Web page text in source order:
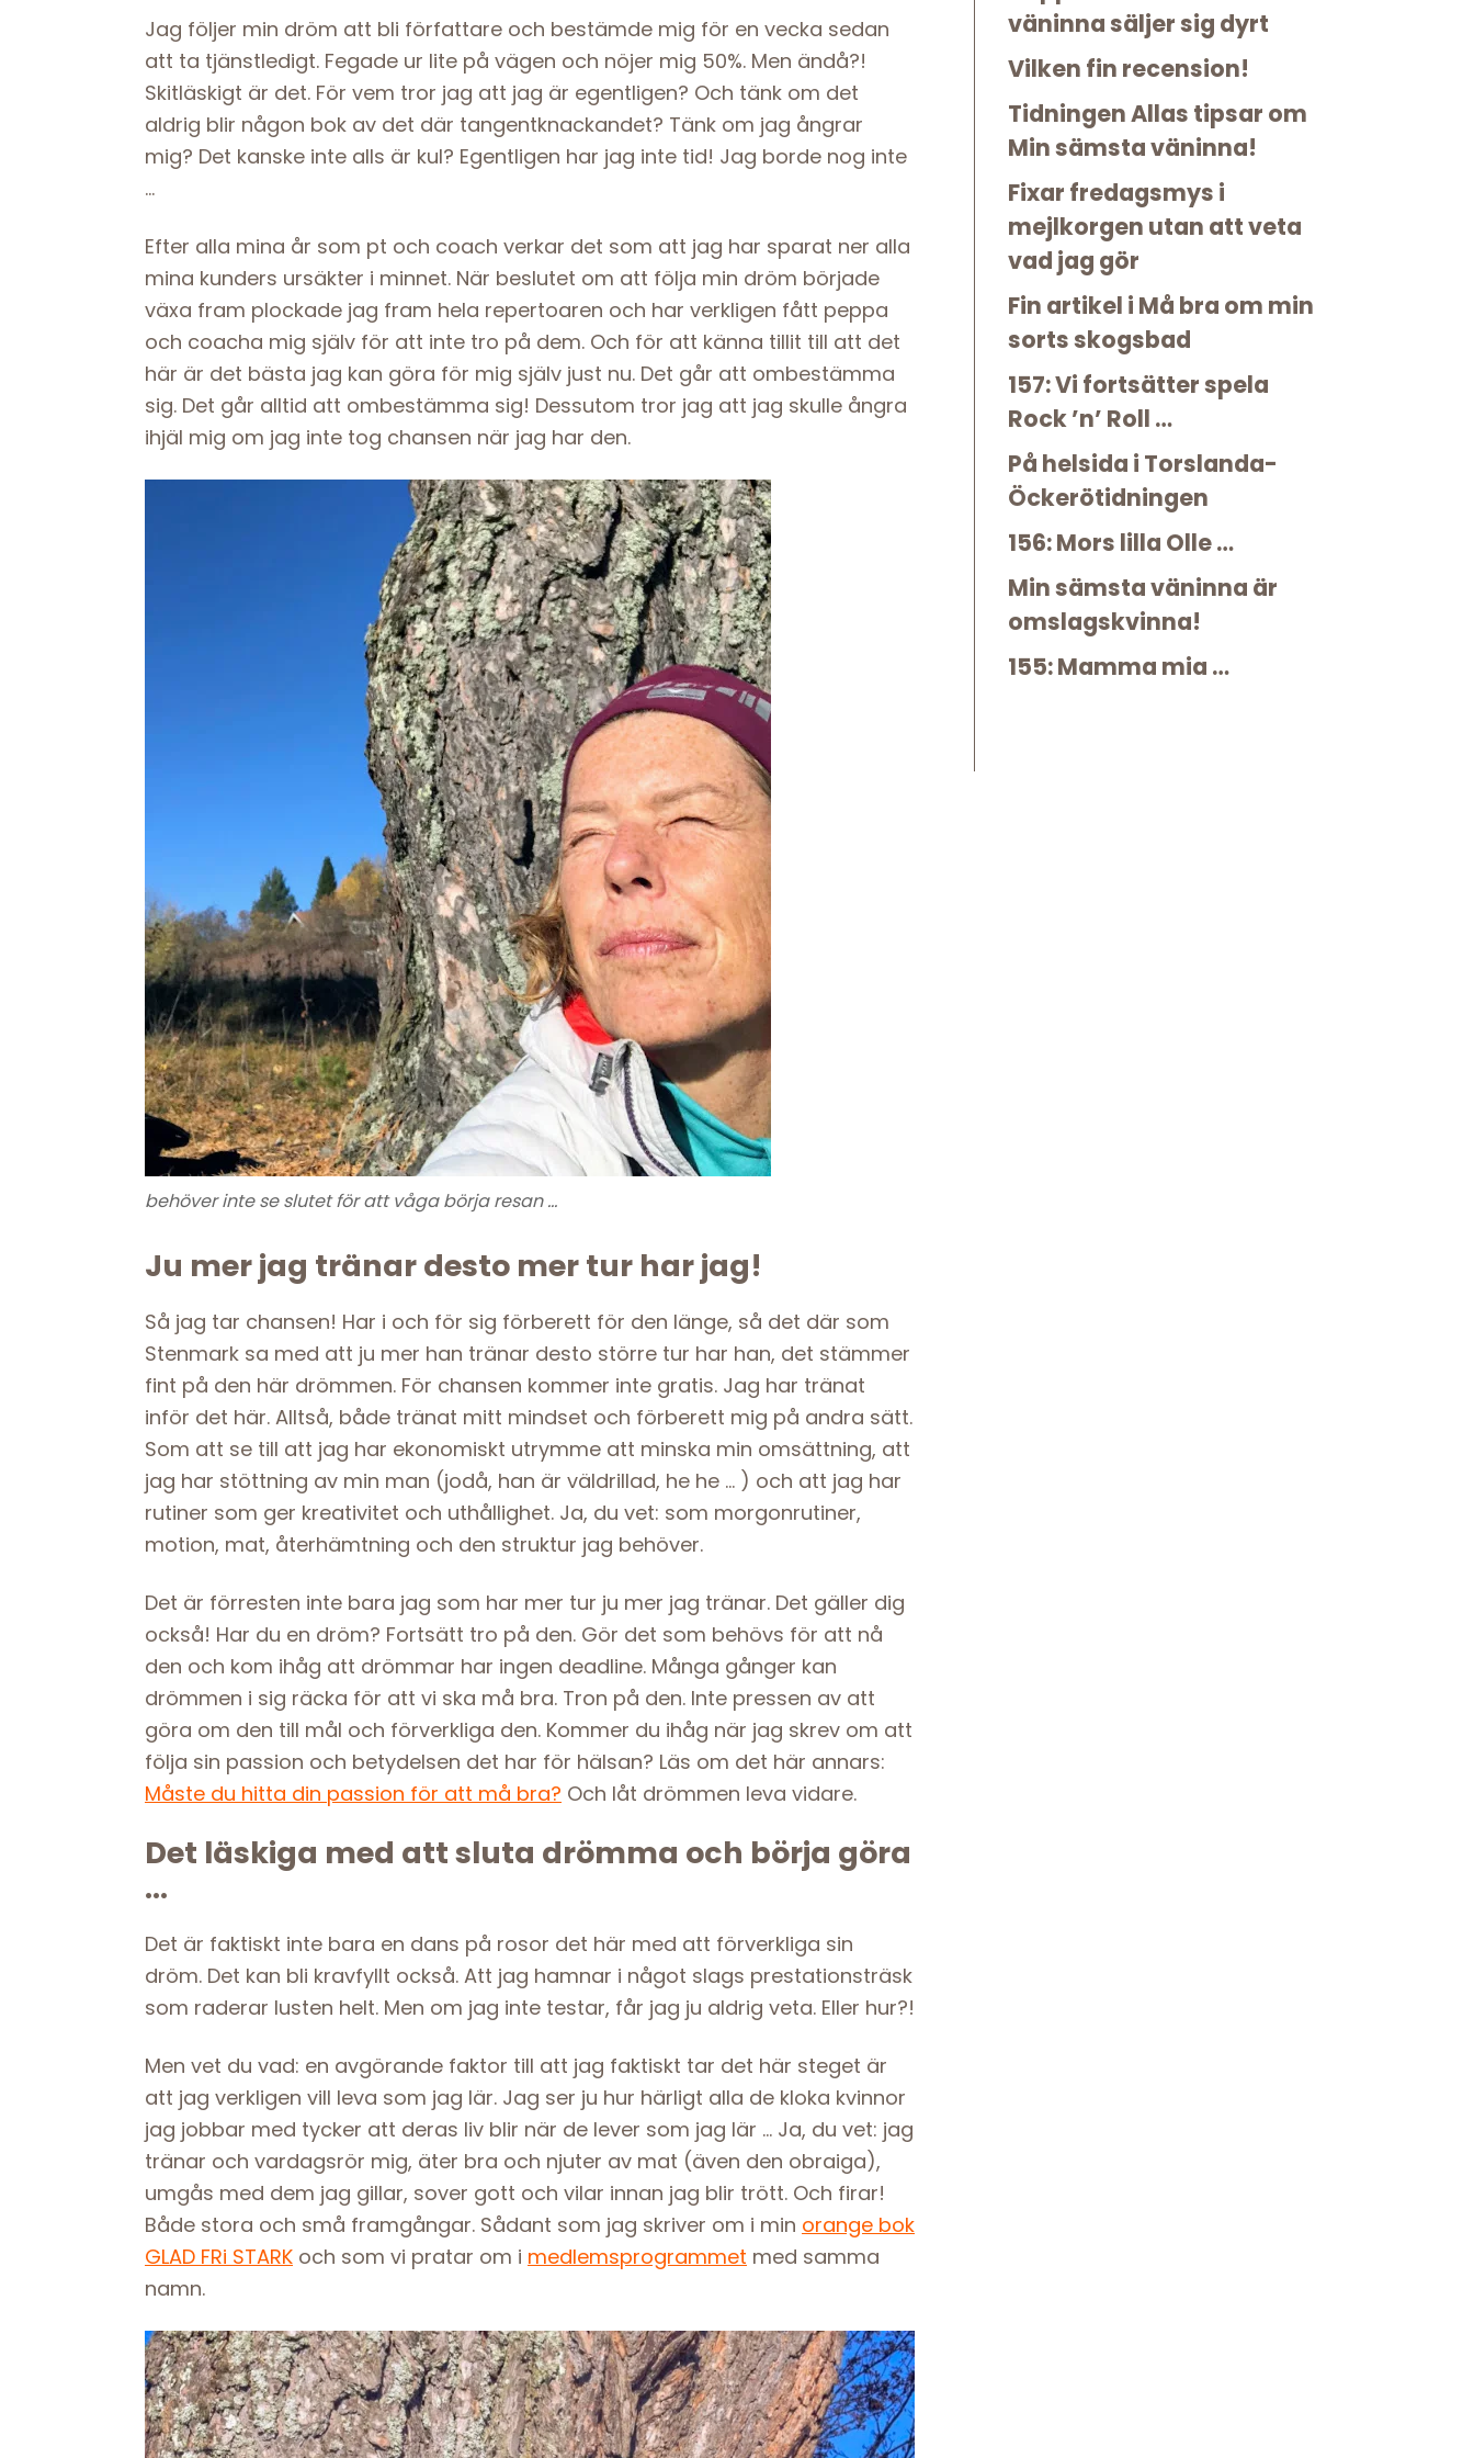
Jag följer min dröm att bli författare och bestämde mig för en vecka sedan
att ta tjänstledigt. Fegade ur lite på vägen och nöjer mig 50%. Men ändå?!
Skitläskigt är det. För vem tror jag att jag är egentligen? Och tänk om det
aldrig blir någon bok av det där tangentknackandet? Tänk om jag ångrar
mig? Det kanske inte alls är kul? Egentligen har jag inte tid! Jag borde nog inte
…
Efter alla mina år som pt och coach verkar det som att jag har sparat ner alla
mina kunders ursäkter i minnet. När beslutet om att följa min dröm började
växa fram plockade jag fram hela repertoaren och har verkligen fått peppa
och coacha mig själv för att inte tro på dem. Och för att känna tillit till att det
här är det bästa jag kan göra för mig själv just nu. Det går att ombestämma
sig. Det går alltid att ombestämma sig! Dessutom tror jag att jag skulle ångra
ihjäl mig om jag inte tog chansen när jag har den.
behöver inte se slutet för att våga börja resan …
Ju mer jag tränar desto mer tur har jag!
Så jag tar chansen! Har i och för sig förberett för den länge, så det där som
Stenmark sa med att ju mer han tränar desto större tur har han, det stämmer
fint på den här drömmen. För chansen kommer inte gratis. Jag har tränat
inför det här. Alltså, både tränat mitt mindset och förberett mig på andra sätt.
Som att se till att jag har ekonomiskt utrymme att minska min omsättning, att
jag har stöttning av min man (jodå, han är väldrillad, he he … ) och att jag har
rutiner som ger kreativitet och uthållighet. Ja, du vet: som morgonrutiner,
motion, mat, återhämtning och den struktur jag behöver.
Det är förresten inte bara jag som har mer tur ju mer jag tränar. Det gäller dig
också! Har du en dröm? Fortsätt tro på den. Gör det som behövs för att nå
den och kom ihåg att drömmar har ingen deadline. Många gånger kan
drömmen i sig räcka för att vi ska må bra. Tron på den. Inte pressen av att
göra om den till mål och förverkliga den. Kommer du ihåg när jag skrev om att
följa sin passion och betydelsen det har för hälsan? Läs om det här annars:
Måste du hitta din passion för att må bra? Och låt drömmen leva vidare.
Det läskiga med att sluta drömma och börja göra
…
Det är faktiskt inte bara en dans på rosor det här med att förverkliga sin
dröm. Det kan bli kravfyllt också. Att jag hamnar i något slags prestationsträsk
som raderar lusten helt. Men om jag inte testar, får jag ju aldrig veta. Eller hur?!
Men vet du vad: en avgörande faktor till att jag faktiskt tar det här steget är
att jag verkligen vill leva som jag lär. Jag ser ju hur härligt alla de kloka kvinnor
jag jobbar med tycker att deras liv blir när de lever som jag lär … Ja, du vet: jag
tränar och vardagsrör mig, äter bra och njuter av mat (även den obraiga),
umgås med dem jag gillar, sover gott och vilar innan jag blir trött. Och firar!
Både stora och små framgångar. Sådant som jag skriver om i min orange bok
GLAD FRi STARK och som vi pratar om i medlemsprogrammet med samma
namn.
väninna säljer sig dyrt
Vilken fin recension!
Tidningen Allas tipsar om
Min sämsta väninna!
Fixar fredagsmys i
mejlkorgen utan att veta
vad jag gör
Fin artikel i Må bra om min
sorts skogsbad
157: Vi fortsätter spela
Rock ’n’ Roll …
På helsida i Torslanda-
Öckerötidningen
156: Mors lilla Olle …
Min sämsta väninna är
omslagskvinna!
155: Mamma mia …